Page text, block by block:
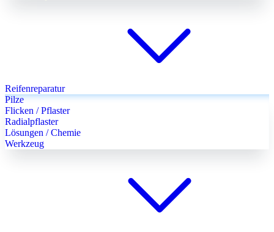
Reifenreparatur
Pilze
Flicken / Pflaster
Radialpflaster
Lösungen / Chemie
Werkzeug